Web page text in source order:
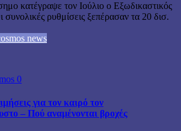
κατέγραψε τον Ιούλιο ο Εξωδικαστικός
ρυθμίσεις ξεπέρασαν τα 20 δισ.
news
0
για τον καιρό τον
– Πού αναμένονται βροχές